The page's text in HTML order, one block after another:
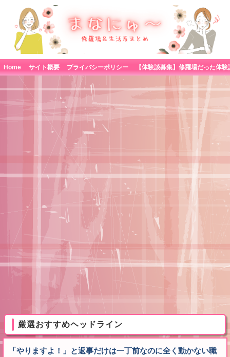
Home サイト概要 プライバシーポリシー
厳選おすすめヘッドライン
「やりますよ！」と返事だけは一丁前なのに全く動かない職